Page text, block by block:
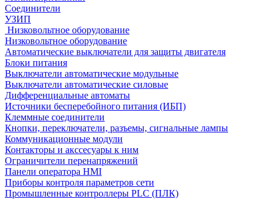
Соединители
УЗИП
Низковольтное оборудование
Низковольтное оборудование
Автоматические выключатели для защиты двигателя
Блоки питания
Выключатели автоматические модульные
Выключатели автоматические силовые
Дифференциальные автоматы
Источники бесперебойного питания (ИБП)
Клеммные соединители
Кнопки, переключатели, разъемы, сигнальные лампы
Коммуникационные модули
Контакторы и акссесуары к ним
Ограничители перенапряжений
Панели оператора HMI
Приборы контроля параметров сети
Промышленные контроллеры PLC (ПЛК)